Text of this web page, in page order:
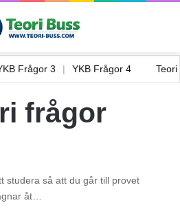
YKB Frågor 3 YKB Frågor 4
frågor
studera så att du går till provet
åt…